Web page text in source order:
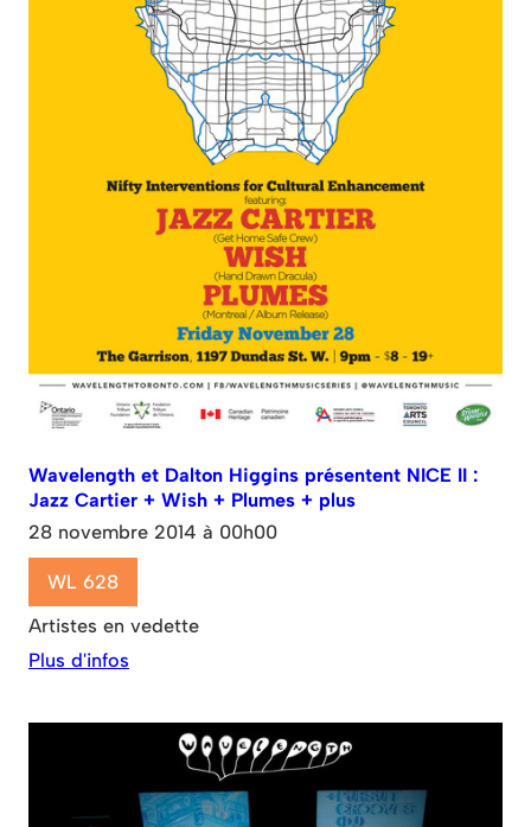
Wavelength et Dalton Higgins présentent NICE II :
Jazz Cartier + Wish + Plumes + plus
28 novembre 2014 à 00h00
WL 628
Artistes en vedette
Plus d'infos